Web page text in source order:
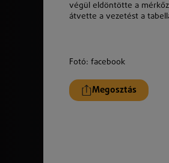
végül eldöntötte a
átvette a vezetést a
Fotó: facebook
Megosztás